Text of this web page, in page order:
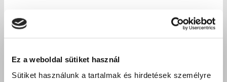
Ez a weboldal sütiket használ
Sütiket használunk a tartalmak és hirdetések személyre